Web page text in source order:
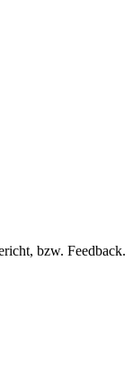
bzw. Feedback.